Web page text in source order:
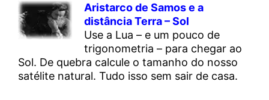
Aristarco de Samos e a
distância Terra – Sol
Use a Lua – e um pouco de
trigonometria – para chegar ao
Sol. De quebra calcule o tamanho do nosso
satélite natural. Tudo isso sem sair de casa.